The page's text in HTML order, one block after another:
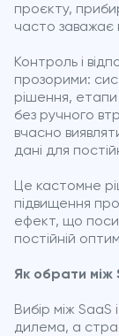
проєкту,
часто заважає
Контроль і
прозорими:
рішення,
без ручного
вчасно
дані для
Це кастомне
підвищення
ефект, що
постійній
Як обрати
Вибір між
дилема, а